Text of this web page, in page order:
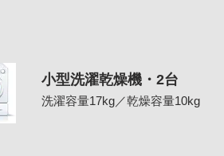
小型洗濯乾燥機・2台
洗濯容量17kg／乾燥容量10kg